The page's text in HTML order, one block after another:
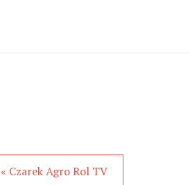
« Czarek Agro Rol TV